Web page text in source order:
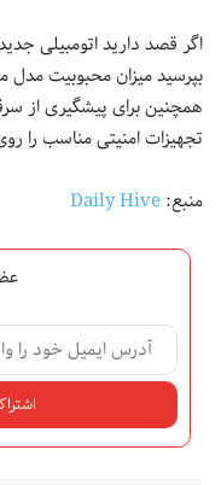
اگر قصد دارید اتومبیلی
بپرسید میزان محبوبیت
همچنین برای پیشگیری از
تجهیزات امنیتی مناسب
منبع:Daily Hive